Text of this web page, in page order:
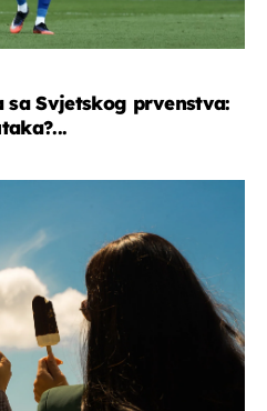
Svjetskog prvenstva: